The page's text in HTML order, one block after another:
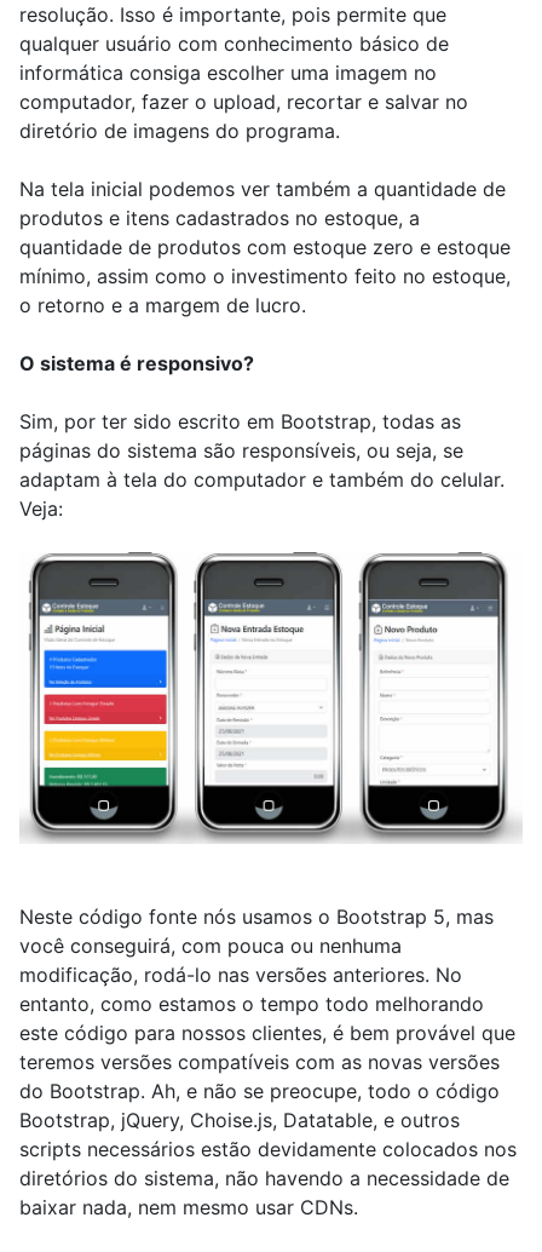
resolução. Isso é importante, pois permite que
qualquer usuário com conhecimento básico de
informática consiga escolher uma imagem no
computador, fazer o upload, recortar e salvar no
diretório de imagens do programa.
Na tela inicial podemos ver também a quantidade de
produtos e itens cadastrados no estoque, a
quantidade de produtos com estoque zero e estoque
mínimo, assim como o investimento feito no estoque,
o retorno e a margem de lucro.
O sistema é responsivo?
Sim, por ter sido escrito em Bootstrap, todas as
páginas do sistema são responsíveis, ou seja, se
adaptam à tela do computador e também do celular.
Veja:
Neste código fonte nós usamos o Bootstrap 5, mas
você conseguirá, com pouca ou nenhuma
modificação, rodá-lo nas versões anteriores. No
entanto, como estamos o tempo todo melhorando
este código para nossos clientes, é bem provável que
teremos versões compatíveis com as novas versões
do Bootstrap. Ah, e não se preocupe, todo o código
Bootstrap, jQuery, Choise.js, Datatable, e outros
scripts necessários estão devidamente colocados nos
diretórios do sistema, não havendo a necessidade de
baixar nada, nem mesmo usar CDNs.